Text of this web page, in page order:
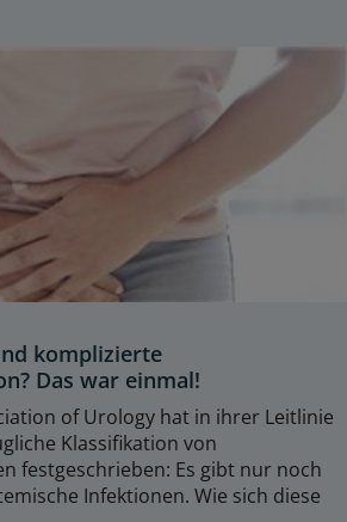
komplizierte
Das war einmal!
of Urology hat in ihrer Leitlinie
Klassifikation von
festgeschrieben: Es gibt nur noch
Infektionen. Wie sich diese